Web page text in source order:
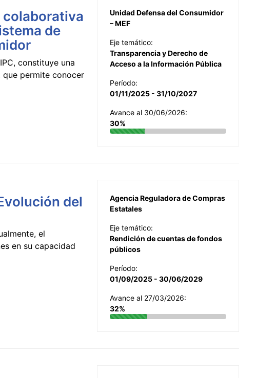
de
constituye una
que permite conocer
Unidad Defensa del Consumidor
– MEF
Eje temático:
Transparencia y Derecho de
Acceso a la Información Pública
Período:
01/11/2025 - 31/10/2027
Avance al 30/06/2026:
30%
del
el
en su capacidad
Agencia Reguladora de Compras
Estatales
Eje temático:
Rendición de cuentas de fondos
públicos
Período:
01/09/2025 - 30/06/2029
Avance al 27/03/2026:
32%